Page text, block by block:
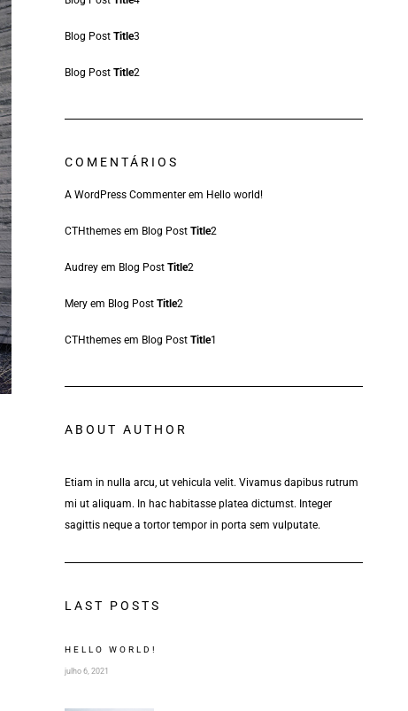
Blog Post Title3
Blog Post Title2
COMENTÁRIOS
A WordPress Commenterem Hello world!
CTHthemesem Blog Post Title2
Audreyem Blog Post Title2
Meryem Blog Post Title2
CTHthemesem Blog Post Title1
ABOUT AUTHOR
Etiam in nulla arcu, ut vehicula velit. Vivamus dapibus rutrum
mi ut aliquam. In hac habitasse platea dictumst. Integer
sagittis neque a tortor tempor in porta sem vulputate.
LAST POSTS
HELLO WORLD!
julho 6, 2021